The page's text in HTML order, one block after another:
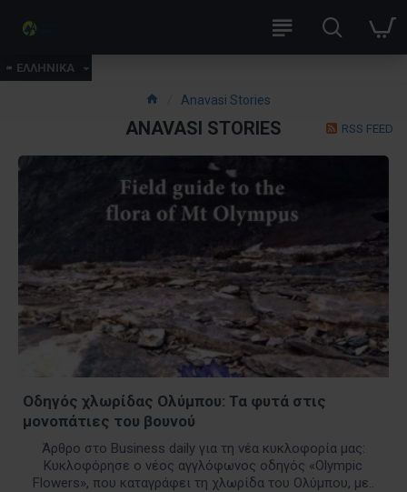
ΕΛΛΗΝΙΚΑ
Anavasi Stories
ANAVASI STORIES RSS FEED
Οδηγός χλωρίδας Ολύμπου: Τα φυτά στις
μονοπάτιες του βουνού
Άρθρο στο Business daily για τη νέα κυκλοφορία μας:
Κυκλοφόρησε ο νέος αγγλόφωνος οδηγός «Olympic
Flowers», που καταγράφει τη χλωρίδα του Ολύμπου, με..